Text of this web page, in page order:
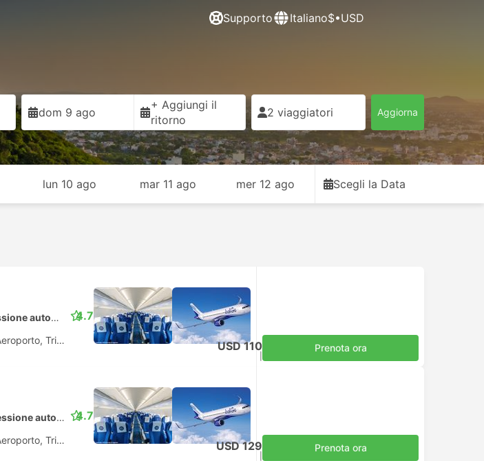
Supporto Italiano$•USD
dom 9 ago
+ Aggiungi il
ritorno
2 viaggiatori Aggiorna
lun 10 ago mar 11 ago mer 12 ago Scegli la Data
automatica
TRV Thiruvananthapuram Aeroporto, Trivandrum
4.7
USD 110 Prenota ora
automatica
TRV Thiruvananthapuram Aeroporto, Trivandrum
4.7
USD 129 Prenota ora